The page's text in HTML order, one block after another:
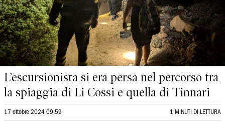
L’escursionista si era persa nel percorso tra
la spiaggia di Li Cossi e quella di Tinnari
17 ottobre 2024 09:59 1 MINUTI DI LETTURA